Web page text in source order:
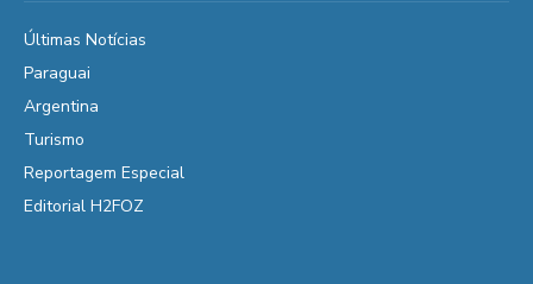
Últimas Notícias
Paraguai
Argentina
Turismo
Reportagem Especial
Editorial H2FOZ